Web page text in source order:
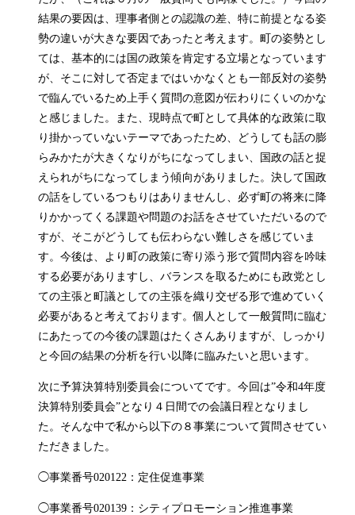
結果の要因は、理事者側との認識の差、特に前提となる姿
勢の違いが大きな要因であったと考えます。町の姿勢とし
ては、基本的には国の政策を肯定する立場となっています
が、そこに対して否定まではいかなくとも一部反対の姿勢
で臨んでいるため上手く質問の意図が伝わりにくいのかな
と感じました。また、現時点で町として具体的な政策に取
り掛かっていないテーマであったため、どうしても話の膨
らみかたが大きくなりがちになってしまい、国政の話と捉
えられがちになってしまう傾向がありました。決して国政
の話をしているつもりはありませんし、必ず町の将来に降
りかかってくる課題や問題のお話をさせていただいるので
すが、そこがどうしても伝わらない難しさを感じていま
す。今後は、より町の政策に寄り添う形で質問内容を吟味
する必要がありますし、バランスを取るためにも政党とし
ての主張と町議としての主張を織り交ぜる形で進めていく
必要があると考えております。個人として一般質問に臨む
にあたっての今後の課題はたくさんありますが、しっかり
と今回の結果の分析を行い以降に臨みたいと思います。
次に予算決算特別委員会についてです。今回は”令和4年度
決算特別委員会”となり４日間での会議日程となりまし
た。そんな中で私から以下の８事業について質問させてい
ただきました。
◯事業番号020122：定住促進事業
◯事業番号020139：シティプロモーション推進事業